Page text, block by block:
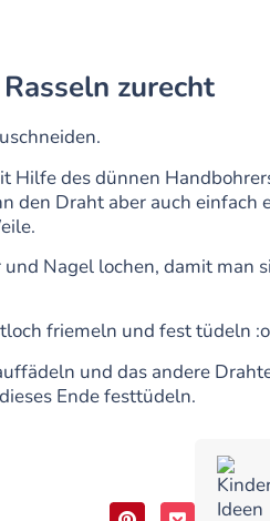
zurecht
Hilfe des dünnen
den Draht aber auch einfach
Nagel lochen, damit man
friemeln und fest tüdeln
und das andere
Ende festtüdeln.